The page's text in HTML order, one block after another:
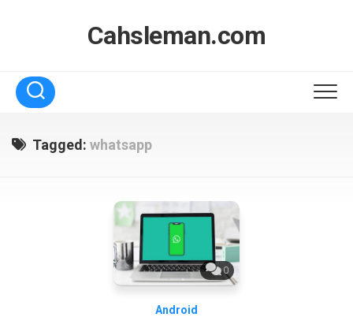
Cahsleman.com
Tagged: whatsapp
0
Android